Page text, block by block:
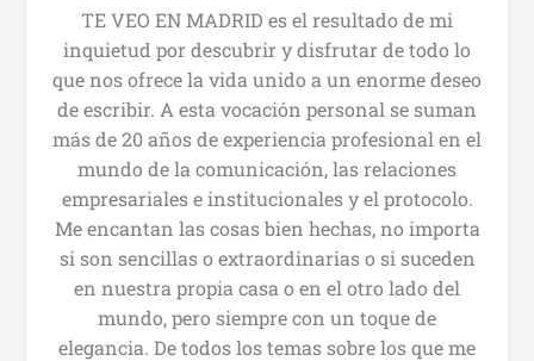
TE VEO EN MADRID es el resultado de mi
inquietud por descubrir y disfrutar de todo lo
que nos ofrece la vida unido a un enorme deseo
de escribir. A esta vocación personal se suman
más de 20 años de experiencia profesional en el
mundo de la comunicación, las relaciones
empresariales e institucionales y el protocolo.
Me encantan las cosas bien hechas, no importa
si son sencillas o extraordinarias o si suceden
en nuestra propia casa o en el otro lado del
mundo, pero siempre con un toque de
elegancia. De todos los temas sobre los que me